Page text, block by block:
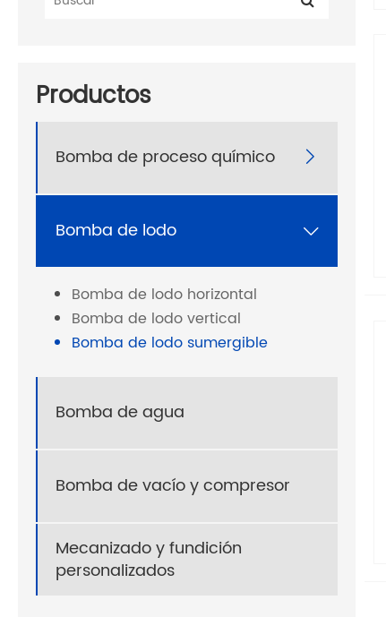
Productos
Bomba de proceso químico 
Bomba de lodo 
Bomba de lodo horizontal
Bomba de lodo vertical
Bomba de lodo sumergible
Bomba de agua
Bomba de vacío y compresor
Mecanizado y fundición
personalizados